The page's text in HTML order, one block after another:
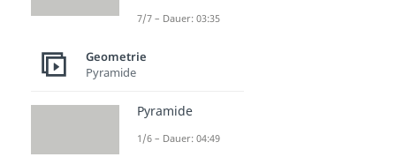
7/7 – Dauer: 03:35
Geometrie
Pyramide
Pyramide
1/6 – Dauer: 04:49